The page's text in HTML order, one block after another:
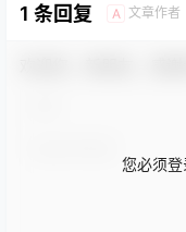
1 条回复 A 文章作者
您必须